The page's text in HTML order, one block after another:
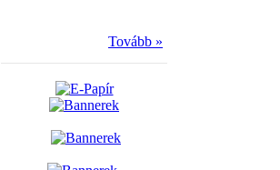
Tovább »